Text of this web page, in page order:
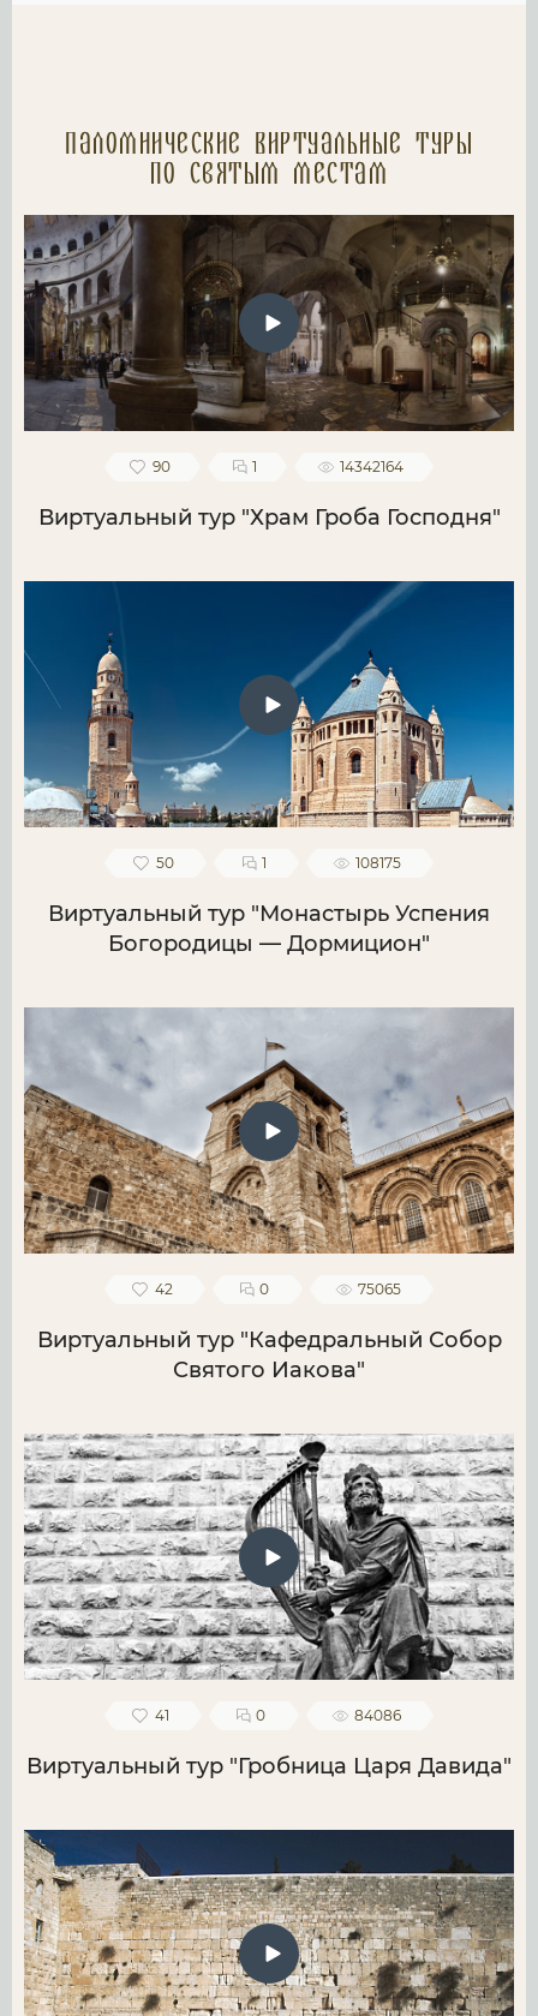
Паломнические Виртуальные туры
по святым местам
90 1 14342164
Виртуальный тур "Храм Гроба Господня"
50 1 108175
Виртуальный тур "Монастырь Успения
Богородицы — Дормицион"
42 0 75065
Виртуальный тур "Кафедральный Собор
Святого Иакова"
41 0 84086
Виртуальный тур "Гробница Царя Давида"